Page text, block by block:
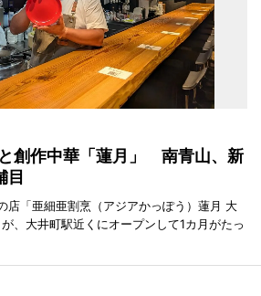
創作中華「蓮月」 南青山、新
目
店「亜細亜割烹（アジアかっぽう）蓮月 大
、大井町駅近くにオープンして1カ月がたっ